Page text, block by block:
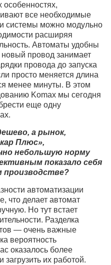
особенностях,
все необходимые
системы можно модульно
расширяя
Автоматы удобны
провод занимает
провода до запуска
просто меняется длина
менее минуты. В этом
Komax мы сегодня
еще одну
а рынок,
Плюс»,
небольшую норму
показало себя
производстве?
автоматизации
что делает автомат
Но тут встает
Разделка
— очень важные
вероятность
оказалось более
их работой.